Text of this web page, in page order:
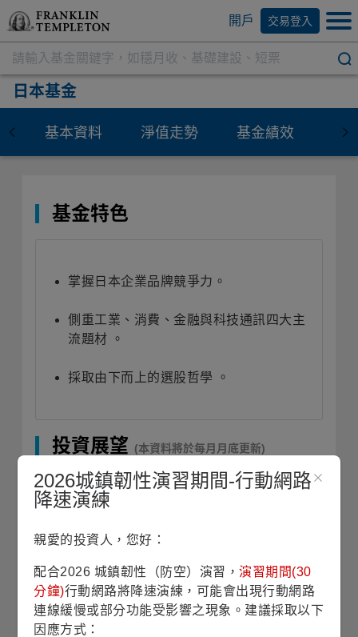
開戶 交易登入
日本基金
基本資料 淨值走勢 基金績效 資
基金特色
掌握日本企業品牌競爭力。
側重工業、消費、金融與科技通訊四大主
流題材 。
採取由下而上的選股哲學 。
投資展望 (本資料將於每月月底更新)
日本國內經濟經歷
環，日本官方促成長政策有潛力進一步提升
長期成長前景，此外日本的公司治理改革活
動已深入各大小企業，形塑結構性股東權益
報酬率改善利基。公司治理改善提升企業經
營效率與財務回報，不僅有助增添日股投資
2026城鎮韌性演習期間-行動網路
降速演練
親愛的投資人，您好：
配合2026 城鎮韌性（防空）演習，演習期間(30
分鐘)行動網路將降速演練，可能會出現行動網路
連線緩慢或部分功能受影響之現象。建議採取以下
因應方式：